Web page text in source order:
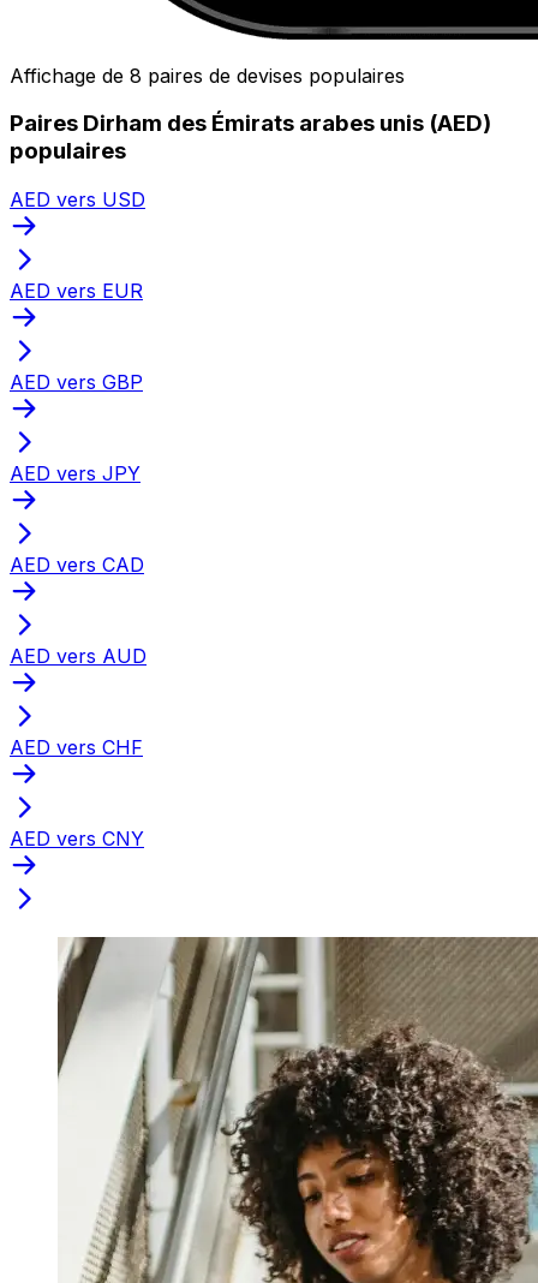
Affichage de 8 paires de devises populaires
Paires Dirham des Émirats arabes unis (AED)
populaires
AED vers USD
AED vers EUR
AED vers GBP
AED vers JPY
AED vers CAD
AED vers AUD
AED vers CHF
AED vers CNY